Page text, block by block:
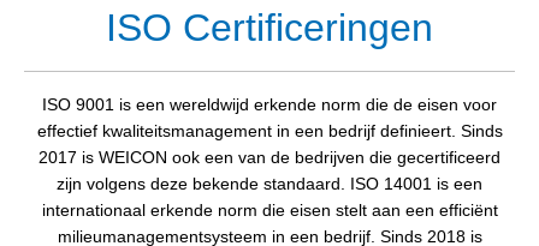
ISO Certificeringen
ISO 9001 is een wereldwijd erkende norm die de eisen voor
effectief kwaliteitsmanagement in een bedrijf definieert. Sinds
2017 is WEICON ook een van de bedrijven die gecertificeerd
zijn volgens deze bekende standaard. ISO 14001 is een
internationaal erkende norm die eisen stelt aan een efficiënt
milieumanagementsysteem in een bedrijf. Sinds 2018 is